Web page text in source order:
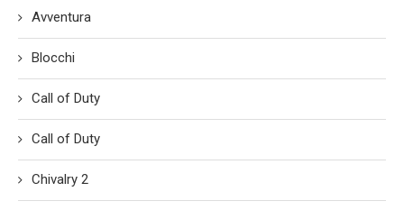
Avventura
Blocchi
Call of Duty
Call of Duty
Chivalry 2